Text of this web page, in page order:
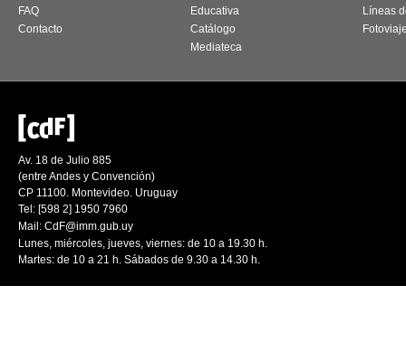
FAQ
Contacto
Educativa
Catálogo
Mediateca
Líneas
Av. 18 de Julio 885
(entre Andes y Convención)
CP 11100. Montevideo. Uruguay
Tel: [598 2] 1950 7960
Mail: CdF@imm.gub.uy
Lunes, miércoles, jueves, viernes: de 10 a 19.30 h.
Martes: de 10 a 21 h. Sábados de 9.30 a 14.30 h.